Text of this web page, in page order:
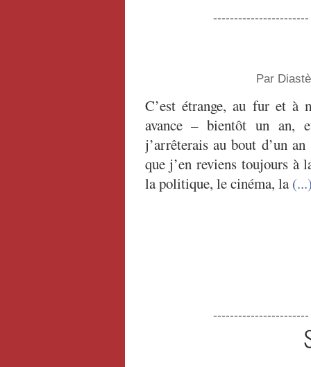
Par
C’est étrange, au fur et à
avance – bientôt un an,
j’arrêterais au bout d’un
que j’en reviens toujours à
la politique, le cinéma, la